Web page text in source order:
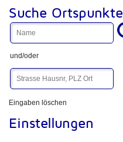
Suche Ortspunkte
und/oder
Eingaben löschen
Einstellungen